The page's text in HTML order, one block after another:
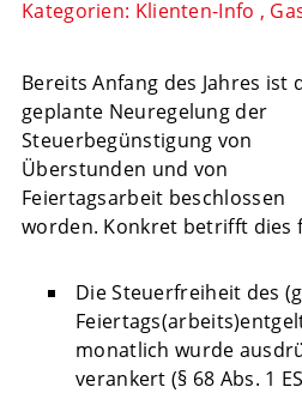
Kategorien: Klienten-Info ,
Bereits Anfang des Jahres ist
geplante Neuregelung der
Steuerbegünstigung von
Überstunden und von
Feiertagsarbeit beschlossen
worden. Konkret betrifft dies
Die Steuerfreiheit des
monatlich wurde
verankert (§ 68 Abs. 1